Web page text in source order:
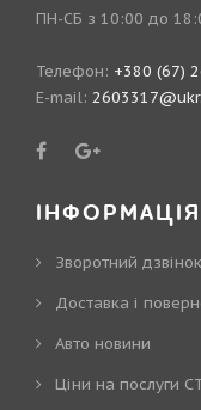
ПН-СБ з 10:00 до
Телефон: +380 (67)
E-mail:
ІНФОРМАЦІЯ
Зворотний дзвінок
Доставка і
Авто новини
Ціни на послуги